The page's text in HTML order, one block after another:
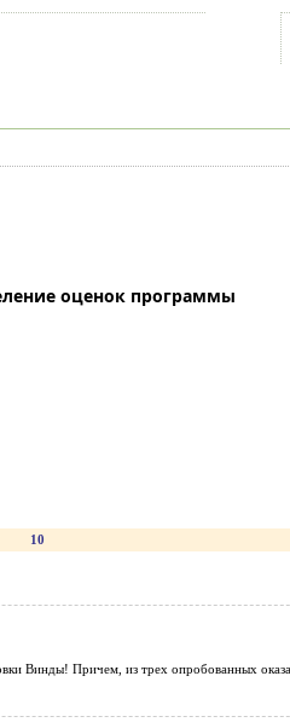
оценок программы
10
Винды! Причем, из трех опробованных